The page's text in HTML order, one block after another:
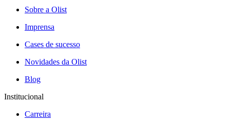
Sobre a Olist
Imprensa
Cases de sucesso
Novidades da Olist
Blog
Institucional
Carreira